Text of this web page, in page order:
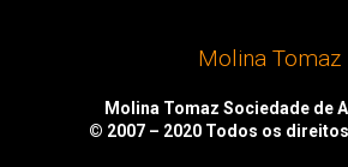
Molina Tomaz
Molina Tomaz Sociedade de
© 2007 – 2020 Todos os